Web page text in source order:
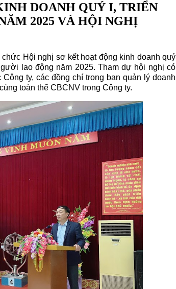
DOANH QUÝ I, TRIỂN
2025 VÀ HỘI NGHỊ
Hội nghị sơ kết hoạt động kinh doanh quý
lao động năm 2025. Tham dự hội nghị có
ty, các đồng chí trong ban quản lý doanh
toàn thể CBCNV trong Công ty.